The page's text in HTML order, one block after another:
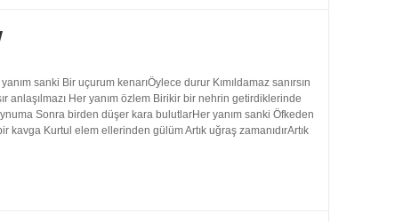
sanki Bir uçurum kenarıÖylece durur Kımıldamaz sanırsın
anlaşılmazı Her yanım özlem Birikir bir nehrin getirdiklerinde
Sonra birden düşer kara bulutlarHer yanım sanki Öfkeden
kavga Kurtul elem ellerinden gülüm Artık uğraş zamanıdırArtık